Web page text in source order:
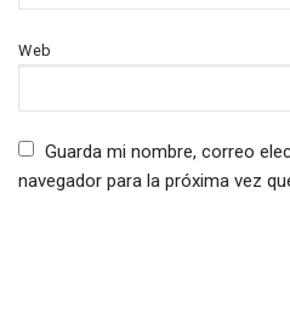
Web
Guarda mi nombre, correo
navegador para la próxima vez